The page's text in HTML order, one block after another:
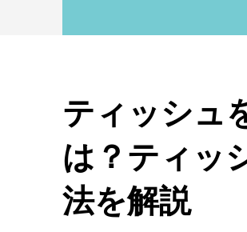
ティッシュ
は？ティッ
法を解説